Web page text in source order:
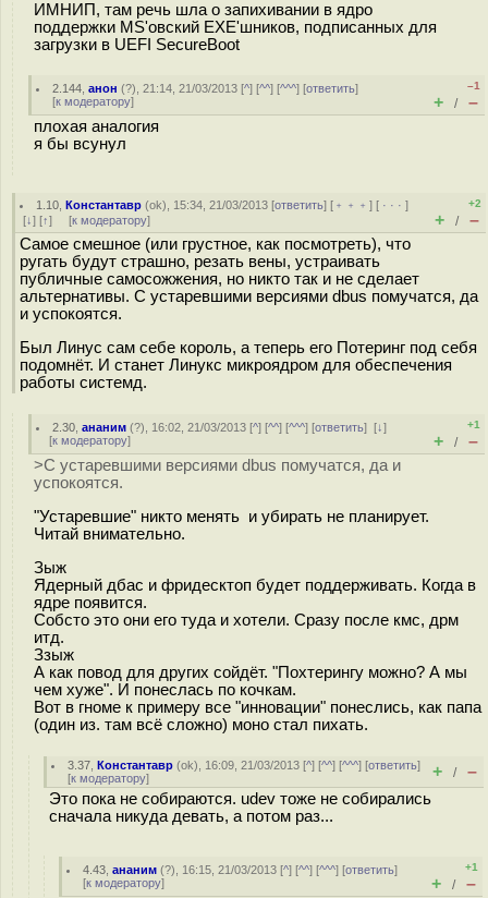
ИМНИП, там речь шла о запихивании в ядро
поддержки MS'овский EXE'шников, подписанных для
загрузки в UEFI SecureBoot
2.144 ,анон (?), 21:14, 21/03/2013 [^] [^^] [^^^] [ответить]
[к модератору]
–1
+ / –
плохая аналогия
я бы всунул
1.10 ,Константавр (ok), 15:34, 21/03/2013 [ответить] [ ﹢﹢﹢] [ · · ·]
[↓] [↑] [к модератору]
+2
+ / –
Самое смешное (или грустное, как посмотреть), что
ругать будут страшно, резать вены, устраивать
публичные самосожжения, но никто так и не сделает
альтернативы. С устаревшими версиями dbus помучатся, да
и успокоятся.
Был Линус сам себе король, а теперь его Потеринг под себя
подомнёт. И станет Линукс микроядром для обеспечения
работы системд.
2.30 ,ананим (?), 16:02, 21/03/2013 [^] [^^] [^^^] [ответить][↓]
[к модератору]
+1
+ / –
>С устаревшими версиями dbus помучатся, да и
успокоятся.
"Устаревшие" никто менять и убирать не планирует.
Читай внимательно.
Зыж
Ядерный дбас и фридесктоп будет поддерживать. Когда в
ядре появится.
Собсто это они его туда и хотели. Сразу после кмс, дрм
итд.
Ззыж
А как повод для других сойдёт. "Похтерингу можно? А мы
чем хуже". И понеслась по кочкам.
Вот в гноме к примеру все "инновации" понеслись, как папа
(один из. там всё сложно) моно стал пихать.
3.37 ,Константавр (ok), 16:09, 21/03/2013 [^] [^^] [^^^] [ответить]
[к модератору] + / –
Это пока не собираются. udev тоже не собирались
сначала никуда девать, а потом раз...
4.43 ,ананим (?), 16:15, 21/03/2013 [^] [^^] [^^^] [ответить]
[к модератору]
+1
+ / –